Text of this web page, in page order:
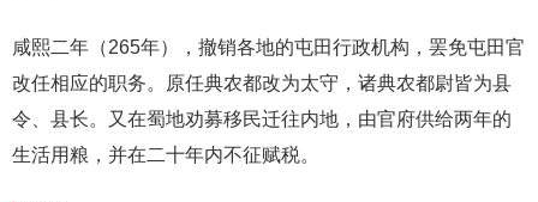
咸熙二年（265年），撤销各地的屯田行政机构，罢免屯田官
改任相应的职务。原任典农都改为太守，诸典农都尉皆为县
令、县长。又在蜀地劝募移民迁往内地，由官府供给两年的
生活用粮，并在二十年内不征赋税。